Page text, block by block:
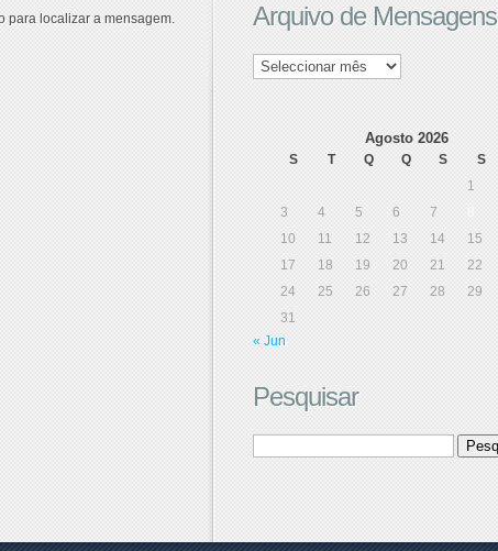
para localizar a mensagem. Arquivo de Mensagens
Arquivo
de
Agosto 2026
S T Q Q S S
1
3
4 5 6 7
10
11 12 13 14 15
17
18 19 20 21 22
24
25 26 27 28 29
31
« Jun
Pesquisar